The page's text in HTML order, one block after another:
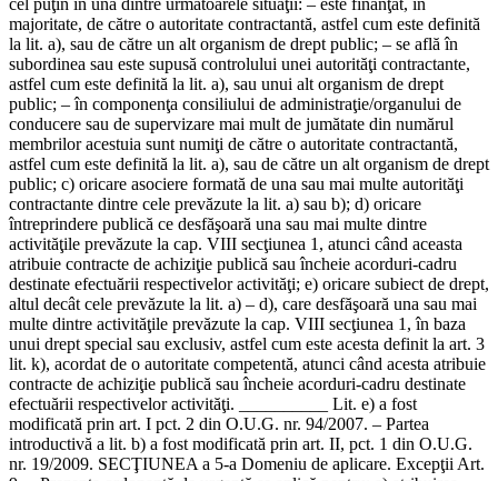
majoritate, de către o autoritate contractantă, astfel cum este definită
la lit. a), sau de către un alt organism de drept public; – se află în
subordinea sau este supusă controlului unei autorităţi contractante,
astfel cum este definită la lit. a), sau unui alt organism de drept
public; – în componenţa consiliului de administraţie/organului de
conducere sau de supervizare mai mult de jumătate din numărul
membrilor acestuia sunt numiţi de către o autoritate contractantă,
astfel cum este definită la lit. a), sau de către un alt organism de drept
public; c) oricare asociere formată de una sau mai multe autorităţi
contractante dintre cele prevăzute la lit. a) sau b); d) oricare
întreprindere publică ce desfăşoară una sau mai multe dintre
activităţile prevăzute la cap. VIII secţiunea 1, atunci când aceasta
atribuie contracte de achiziţie publică sau încheie acorduri-cadru
destinate efectuării respectivelor activităţi; e) oricare subiect de drept,
altul decât cele prevăzute la lit. a) – d), care desfăşoară una sau mai
multe dintre activităţile prevăzute la cap. VIII secţiunea 1, în baza
unui drept special sau exclusiv, astfel cum este acesta definit la art. 3
lit. k), acordat de o autoritate competentă, atunci când acesta atribuie
contracte de achiziţie publică sau încheie acorduri-cadru destinate
efectuării respectivelor activităţi. __________ Lit. e) a fost
modificată prin art. I pct. 2 din O.U.G. nr. 94/2007. – Partea
introductivă a lit. b) a fost modificată prin art. II, pct. 1 din O.U.G.
nr. 19/2009. SECŢIUNEA a 5-a Domeniu de aplicare. Excepţii Art.